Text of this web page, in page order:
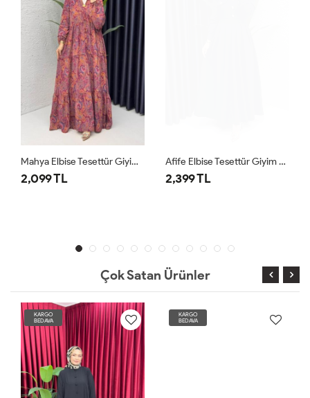
Mahya Elbise Tesettür Giyim Bordo
2,099 TL
Afife Elbise Tesettür Giyim Lacivert
2,399 TL
Çok Satan Ürünler
KARGO
BEDAVA
KARGO
BEDAVA